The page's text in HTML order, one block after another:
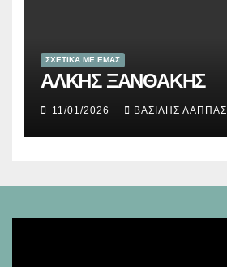
ΣΧΕΤΙΚΑ ΜΕ ΕΜΑΣ
ΑΛΚΗΣ ΞΑΝΘΑΚΗΣ
11/01/2026 ΒΑΣΊΛΗΣ ΛΆΠΠΑΣ